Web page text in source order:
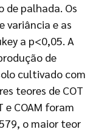
de palhada. Os
variância e as
a p<0,05. A
de
cultivado com
teores de COT
e COAM foram
o maior teor